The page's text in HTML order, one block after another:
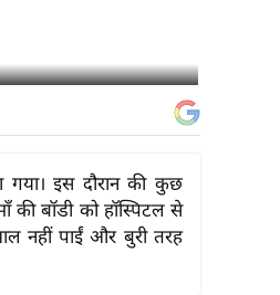
गया। इस दौरान की कुछ
की बॉडी को हॉस्पिटल से
नहीं पाईं और बुरी तरह